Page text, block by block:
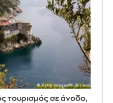
τουρισμός σε άνοδο,